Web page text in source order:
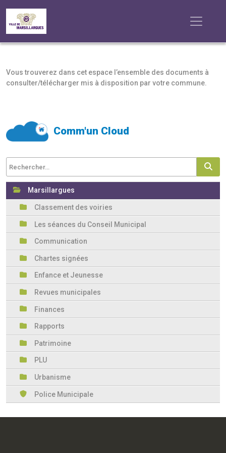
Vous trouverez dans cet espace l’ensemble des documents à
consulter/télécharger mis à disposition par votre commune.
Comm'un Cloud
Rechercher un fichier
Marsillargues
Classement des voiries
Les séances du Conseil Municipal
Communication
Chartes signées
Enfance et Jeunesse
Revues municipales
Finances
Rapports
Patrimoine
PLU
Urbanisme
Police Municipale